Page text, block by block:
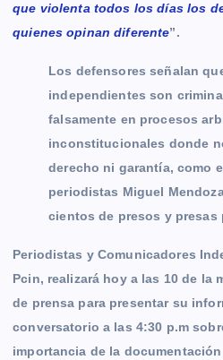
que violenta todos los días los
quienes opinan diferente”.
Los defensores señalan
independientes son
falsamente en procesos
inconstitucionales donde
derecho ni garantía, como
periodistas Miguel
cientos de presos y presas
Periodistas y Comunicadores
Pcin, realizará hoy a las 10 de la
de prensa para presentar su
conversatorio a las 4:30 p.m
importancia de la